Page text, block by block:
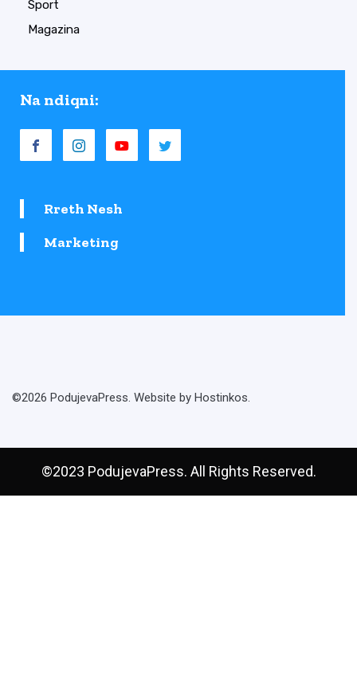
Sport
Magazina
Na ndiqni:
Rreth Nesh
Marketing
©2026 PodujevaPress. Website by Hostinkos.
©2023 PodujevaPress. All Rights Reserved.